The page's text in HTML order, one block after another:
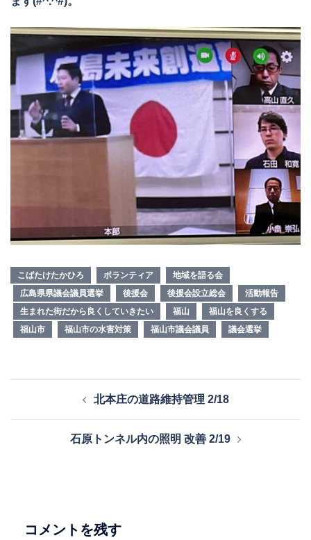
こばたけたかひろ ボランティア
地域を語る会
広島県県議会議員選挙
後援会 後援会設立総会
活動報告
生まれた街だから良くしていきたい
福山
福山を良くする
福山市
福山市の水害対策 福山市議会議員 議会選挙
ョ
北本庄の道路維持管理 2/18
石原トンネル内の照明 改善 2/19
コメントを残す